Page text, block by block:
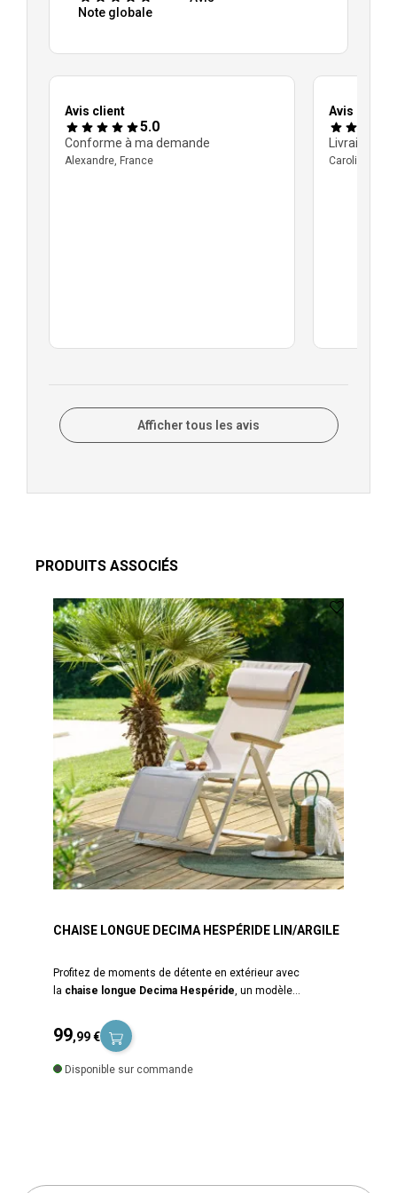
Note globale
Avis client
5.0
Conforme à ma demande
Alexandre, France
Avis client
Livraison
Caroline,
Afficher tous les avis
PRODUITS ASSOCIÉS
CHAISE LONGUE DECIMA HESPÉRIDE LIN/ARGILE
Profitez de moments de détente en extérieur avec
la chaise longue Decima Hespéride, un modèle
et argile, cette chaise longue apporte une touche moderne
et naturelle à votre jardin, balcon ou terrasse. Facile à plier
et à ranger, elle est idéale pour les petits espaces tout en
offrant un confort optimal grâce à ses nombreuses
un confort absolu. Pensée pour les petits espaces, la
99,99 €
Disponible sur commande